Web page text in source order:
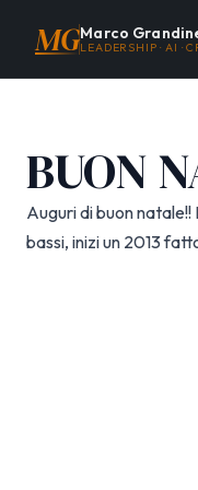
MGMarco
LEADERSHIP · AI ·
BUON
Auguri di buon natale!!
bassi, inizi un 2013